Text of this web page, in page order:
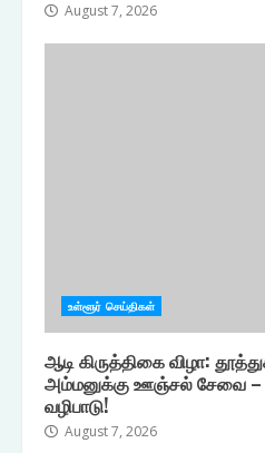
August 7, 2026
உள்ளூர் செய்திகள்
ஆடி கிருத்திகை விழா:
அம்மனுக்கு ஊஞ்சல் சேவை
வழிபாடு!
August 7, 2026